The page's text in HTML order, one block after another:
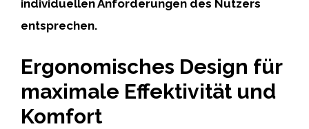
individuellen Anforderungen des Nutzers
entsprechen.
Ergonomisches Design für
maximale Effektivität und
Komfort